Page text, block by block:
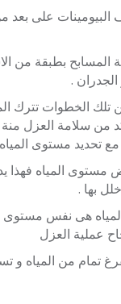
البيومينات على بعد
المسابح بطبقة من
.
من تلك الخطوات تترك
من سلامة العزل
مع تحديد مستوى
مستوى المياه فهذا
بها .
هى نفس مستوى
عملية العزل
تمام من المياه و